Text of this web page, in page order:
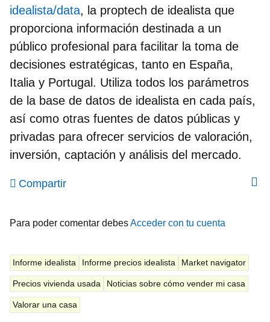
idealista/data, la proptech de idealista que
proporciona información destinada a un
público profesional para facilitar la toma de
decisiones estratégicas, tanto en España,
Italia y Portugal. Utiliza todos los parámetros
de la base de datos de idealista en cada país,
así como otras fuentes de datos públicas y
privadas para ofrecer servicios de valoración,
inversión, captación y análisis del mercado.
Compartir
Para poder comentar debesAcceder con tu cuenta
Informe idealista Informe precios idealista Market navigator
Precios vivienda usada Noticias sobre cómo vender mi casa
Valorar una casa